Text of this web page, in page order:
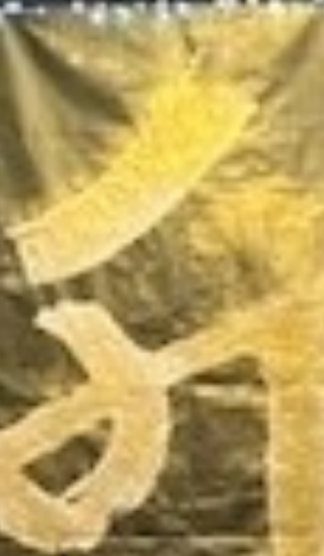
プライバシーポリシー